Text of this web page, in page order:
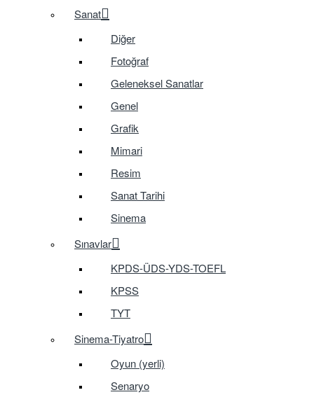
Sanat
Diğer
Fotoğraf
Geleneksel Sanatlar
Genel
Grafik
Mimari
Resim
Sanat Tarihi
Sinema
Sınavlar
KPDS-ÜDS-YDS-TOEFL
KPSS
TYT
Sinema-Tiyatro
Oyun (yerli)
Senaryo